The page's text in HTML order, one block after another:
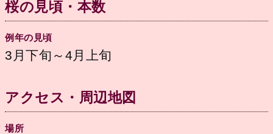
桜の見頃・本数
例年の見頃
3月下旬～4月上旬
アクセス・周辺地図
場所